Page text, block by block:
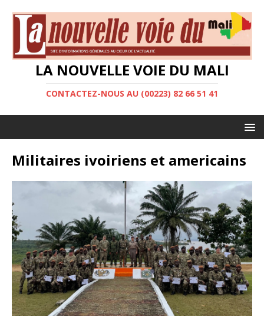
LA NOUVELLE VOIE DU MALI
CONTACTEZ-NOUS AU (00223) 82 66 51 41
Militaires ivoiriens et americains